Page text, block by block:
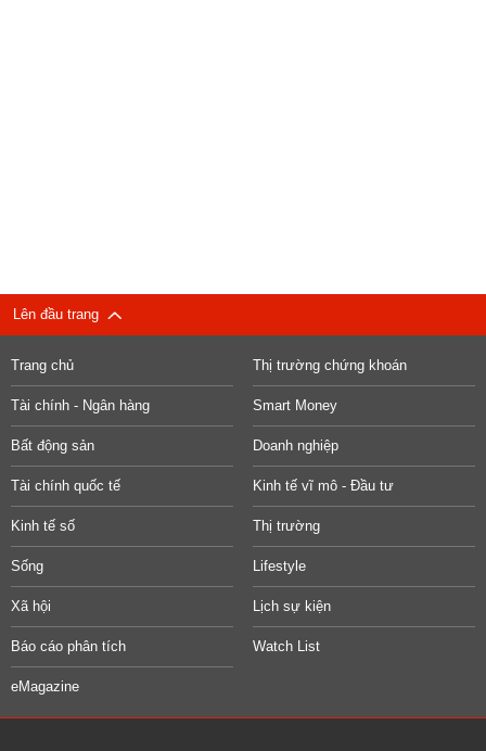
Lên đầu trang
Trang chủ Thị trường chứng khoán
Tài chính - Ngân hàng Smart Money
Bất động sản Doanh nghiệp
Tài chính quốc tế Kinh tế vĩ mô - Đầu tư
Kinh tế số Thị trường
Sống Lifestyle
Xã hội Lịch sự kiện
Báo cáo phân tích Watch List
eMagazine